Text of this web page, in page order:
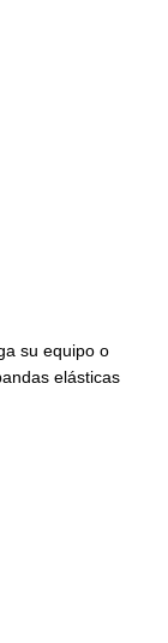
su equipo o
elásticas